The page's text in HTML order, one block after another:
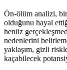
Ön-ölüm analizi, bir
olduğunu hayal
henüz
nedenlerini
yaklaşım, gizli
kaçabilecek